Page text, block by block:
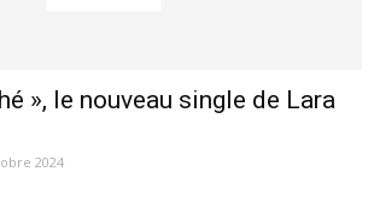
», le nouveau single de Lara
2024